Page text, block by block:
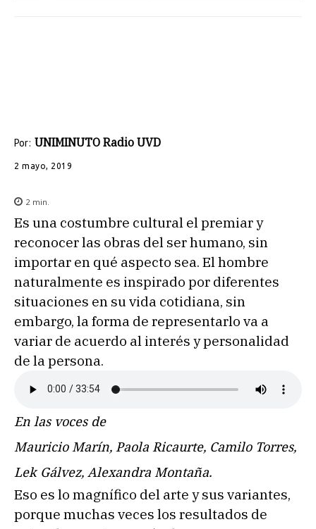
Por: UNIMINUTO Radio UVD
2 mayo, 2019
2 min.
Es una costumbre cultural el premiar y
reconocer las obras del ser humano, sin
importar en qué aspecto sea. El hombre
naturalmente es inspirado por diferentes
situaciones en su vida cotidiana, sin
embargo, la forma de representarlo va a
variar de acuerdo al interés y personalidad
de la persona.
En las voces de
Mauricio Marín, Paola Ricaurte, Camilo Torres,
Lek Gálvez, Alexandra Montaña.
Eso es lo magnífico del arte y sus variantes,
porque muchas veces los resultados de